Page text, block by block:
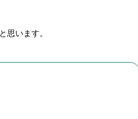
思います。